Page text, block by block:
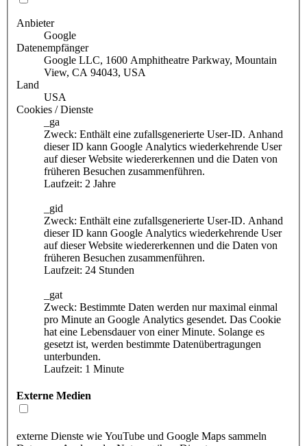
Anbieter
Google
Datenempfänger
Google LLC, 1600 Amphitheatre Parkway, Mountain
View, CA 94043, USA
Land
USA
Cookies / Dienste
_ga
Zweck: Enthält eine zufallsgenerierte User-ID. Anhand
dieser ID kann Google Analytics wiederkehrende User
auf dieser Website wiedererkennen und die Daten von
früheren Besuchen zusammenführen.
Laufzeit: 2 Jahre
_gid
Zweck: Enthält eine zufallsgenerierte User-ID. Anhand
dieser ID kann Google Analytics wiederkehrende User
auf dieser Website wiedererkennen und die Daten von
früheren Besuchen zusammenführen.
Laufzeit: 24 Stunden
_gat
Zweck: Bestimmte Daten werden nur maximal einmal
pro Minute an Google Analytics gesendet. Das Cookie
hat eine Lebensdauer von einer Minute. Solange es
gesetzt ist, werden bestimmte Datenübertragungen
unterbunden.
Laufzeit: 1 Minute
Externe Medien
externe Dienste wie YouTube und Google Maps sammeln